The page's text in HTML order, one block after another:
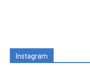
Instagram